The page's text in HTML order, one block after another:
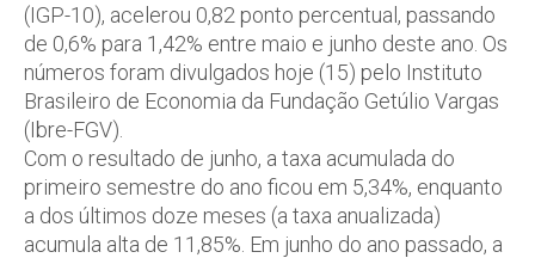
(IGP-10), acelerou 0,82 ponto percentual, passando
de 0,6% para 1,42% entre maio e junho deste ano. Os
números foram divulgados hoje (15) pelo Instituto
Brasileiro de Economia da Fundação Getúlio Vargas
(Ibre-FGV).
Com o resultado de junho, a taxa acumulada do
primeiro semestre do ano ficou em 5,34%, enquanto
a dos últimos doze meses (a taxa anualizada)
acumula alta de 11,85%. Em junho do ano passado, a